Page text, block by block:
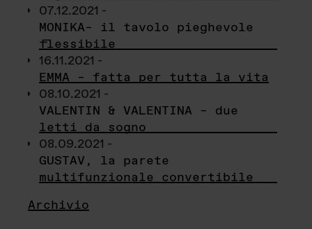
07.12.2021 -
MONIKA– il tavolo pieghevole
flessibile
16.11.2021 -
EMMA – fatta per tutta la vita
08.10.2021 -
VALENTIN & VALENTINA – due
letti da sogno
08.09.2021 -
GUSTAV, la parete
multifunzionale convertibile
Archivio